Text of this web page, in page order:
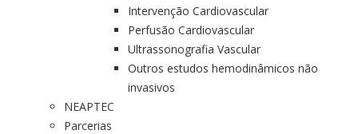
Intervenção Cardiovascular
Perfusão Cardiovascular
Ultrassonografia Vascular
Outros estudos hemodinâmicos não
invasivos
NEAPTEC
Parcerias